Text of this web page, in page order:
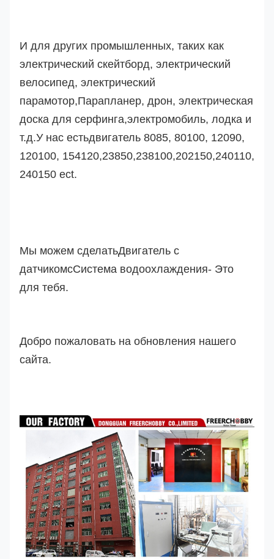
И для других промышленных, таких как
электрический скейтборд, электрический
велосипед, электрический
парамотор,Парапланер, дрон, электрическая
доска для серфинга,электромобиль, лодка и
т.д.У нас естьдвигатель 8085, 80100, 12090,
120100, 154120,23850,238100,202150,240110,
240150 ect.
Мы можем сделатьДвигатель с
датчикомсСистема водоохлаждения- Это
для тебя.
Добро пожаловать на обновления нашего
сайта.